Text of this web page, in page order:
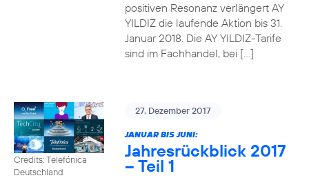
positiven Resonanz verlängert AY
YILDIZ die laufende Aktion bis 31.
Januar 2018. Die AY YILDIZ-Tarife
sind im Fachhandel, bei […]
Credits: Telefónica
Deutschland
27. Dezember 2017
JANUAR BIS JUNI:
Jahresrückblick 2017
– Teil 1